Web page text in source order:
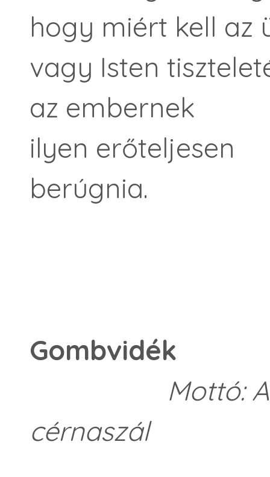
hogy miért kell az
vagy Isten
az embernek
ilyen erőteljesen
berúgnia.
Gombvidék
Mottó: A
cérnaszál